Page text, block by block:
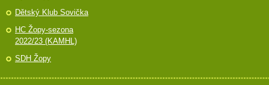
Dětský Klub Sovička
HC Žopy-sezona
2022/23 (KAMHL)
SDH Žopy